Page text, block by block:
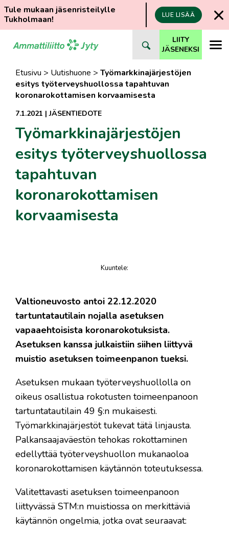
Tule mukaan jäsenristeilylle
Tukholmaan!
LUE LISÄÄ
suoraan
LIITY
JÄSENEKSI
Etusivu > Uutishuone > Työmarkkinajärjestöjen
esitys työterveyshuollossa tapahtuvan
koronarokottamisen korvaamisesta
7.1.2021 |JÄSENTIEDOTE
Työmarkkinajärjestöjen
esitys työterveyshuollossa
tapahtuvan
koronarokottamisen
korvaamisesta
Kuuntele:
Valtioneuvosto antoi 22.12.2020
tartuntatautilain nojalla asetuksen
vapaaehtoisista koronarokotuksista.
Asetuksen kanssa julkaistiin siihen liittyvä
muistio asetuksen toimeenpanon tueksi.
Asetuksen mukaan työterveyshuollolla on
oikeus osallistua rokotusten toimeenpanoon
tartuntatautilain 49 §:n mukaisesti.
Työmarkkinajärjestöt tukevat tätä linjausta.
Palkansaajaväestön tehokas rokottaminen
edellyttää työterveyshuollon mukanaoloa
koronarokottamisen käytännön toteutuksessa.
Valitettavasti asetuksen toimeenpanoon
liittyvässä STM:n muistiossa on merkittäviä
käytännön ongelmia, jotka ovat seuraavat: